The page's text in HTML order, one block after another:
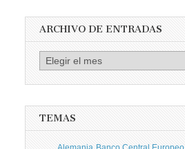
ARCHIVO DE ENTRADAS
Archivo
TEMAS